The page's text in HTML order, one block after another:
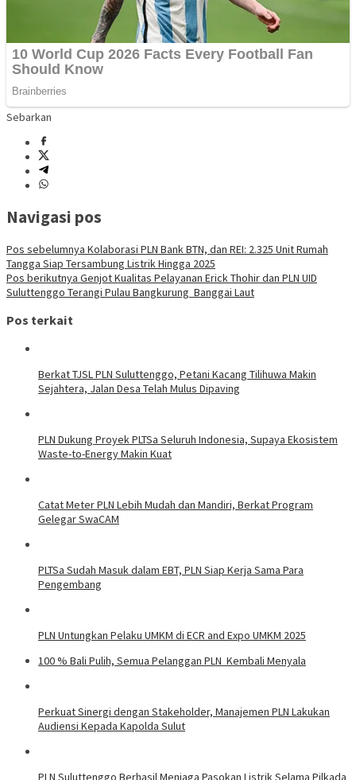
Sebarkan
Navigasi pos
Pos sebelumnya Kolaborasi PLN Bank BTN, dan REI: 2.325 Unit Rumah
Tangga Siap Tersambung Listrik Hingga 2025
Pos berikutnya Genjot Kualitas Pelayanan Erick Thohir dan PLN UID
Suluttenggo Terangi Pulau Bangkurung Banggai Laut
Pos terkait
Berkat TJSL PLN Suluttenggo, Petani Kacang Tilihuwa Makin
Sejahtera, Jalan Desa Telah Mulus Dipaving
PLN Dukung Proyek PLTSa Seluruh Indonesia, Supaya Ekosistem
Waste-to-Energy Makin Kuat
Catat Meter PLN Lebih Mudah dan Mandiri, Berkat Program
Gelegar SwaCAM
PLTSa Sudah Masuk dalam EBT, PLN Siap Kerja Sama Para
Pengembang
PLN Untungkan Pelaku UMKM di ECR and Expo UMKM 2025
100 % Bali Pulih, Semua Pelanggan PLN Kembali Menyala
Perkuat Sinergi dengan Stakeholder, Manajemen PLN Lakukan
Audiensi Kepada Kapolda Sulut
PLN Suluttenggo Berhasil Menjaga Pasokan Listrik Selama Pilkada